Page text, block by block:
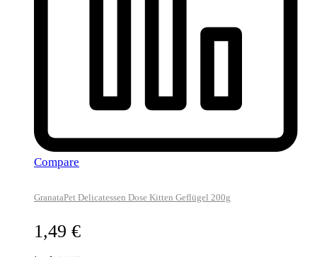
Compare
GranataPet Delicatessen Dose Kitten Geflügel 200g
1,49 €